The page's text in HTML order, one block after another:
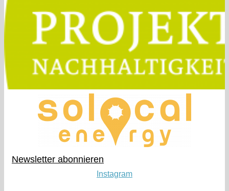
Newsletter abonnieren​
Instagram